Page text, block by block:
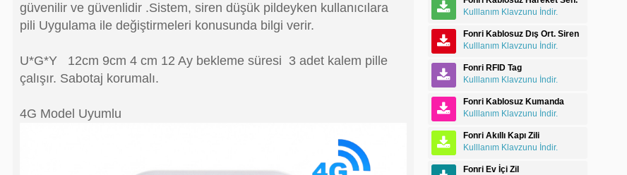
Kulllanım Klavzunu İndir.
Fonri Kablosuz Dış Ort. Siren
Kulllanım Klavzunu İndir.
Fonri RFID Tag
Kulllanım Klavzunu İndir.
Fonri Kablosuz Kumanda
Kulllanım Klavzunu İndir.
Fonri Akıllı Kapı Zili
Kulllanım Klavzunu İndir.
Fonri Ev İçi Zil
güvenilir ve güvenlidir .Sistem, siren düşük pildeyken kullanıcılara
pili Uygulama ile değiştirmeleri konusunda bilgi verir.
U*G*Y 12cm 9cm 4 cm 12 Ay bekleme süresi 3 adet kalem pille
çalışır. Sabotaj korumalı.
4G Model Uyumlu